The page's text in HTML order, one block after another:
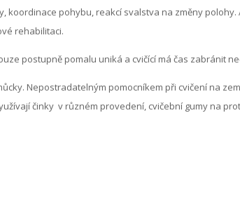
koordinace pohybu, reakcí svalstva na změny
rehabilitaci.
postupně pomalu uniká a cvičící má čas zabránit
Nepostradatelným pomocníkem při cvičení na
činky v různém provedení, cvičební gumy na